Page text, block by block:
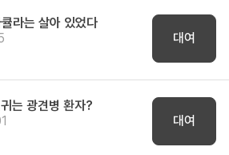
라는 살아 있었다
대여
는 광견병 환자?
대여